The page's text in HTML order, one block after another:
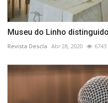
Museu do Linho
Revista Descla Abr 28, 2020 6743